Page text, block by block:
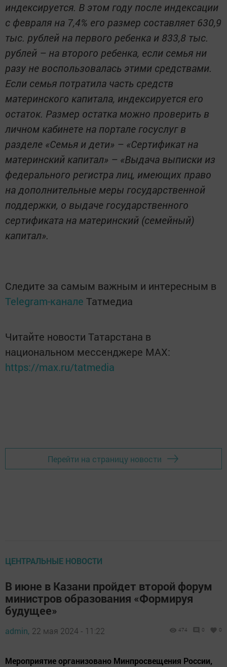
индексируется. В этом году после индексации
с февраля на 7,4% его размер составляет 630,9
тыс. рублей на первого ребенка и 833,8 тыс.
рублей – на второго ребенка, если семья ни
разу не воспользовалась этими средствами.
Если семья потратила часть средств
материнского капитала, индексируется его
остаток. Размер остатка можно проверить в
личном кабинете на портале госуслуг в
разделе «Семья и дети» – «Сертификат на
материнский капитал» – «Выдача выписки из
федерального регистра лиц, имеющих право
на дополнительные меры государственной
поддержки, о выдаче государственного
сертификата на материнский (семейный)
капитал».
Следите за самым важным и интересным в
Telegram-канале Татмедиа
Читайте новости Татарстана в
национальном мессенджере MАХ:
https://max.ru/tatmedia
Перейти на страницу новости
ЦЕНТРАЛЬНЫЕ НОВОСТИ
В июне в Казани пройдет второй форум
министров образования «Формируя
будущее»
admin, 22 мая 2024 - 11:22 474 0 0
Мероприятие организовано Минпросвещения России,